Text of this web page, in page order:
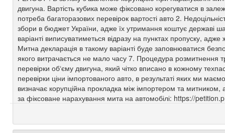
двигуна. Вартість кубика може фіксовано корегуватися в
потреба багаторазових перевірок вартості авто 2.
збори в бюджет України, адже їх утримання коштує
варіанті виписуватиметься відразу на пунктах пропуску,
Митна декларація в такому варіанті буде заповнюватися
якого витрачається не мало часу 7. Процедура розмитнення
перевірки об‘єму двигуна, який чітко вписано в кожному
перевірки ціни імпортованого авто, в результаті яких ми
визначає корупційна прокладка між імпортером та
за фіксоване нарахування мита на автомобілі: https://